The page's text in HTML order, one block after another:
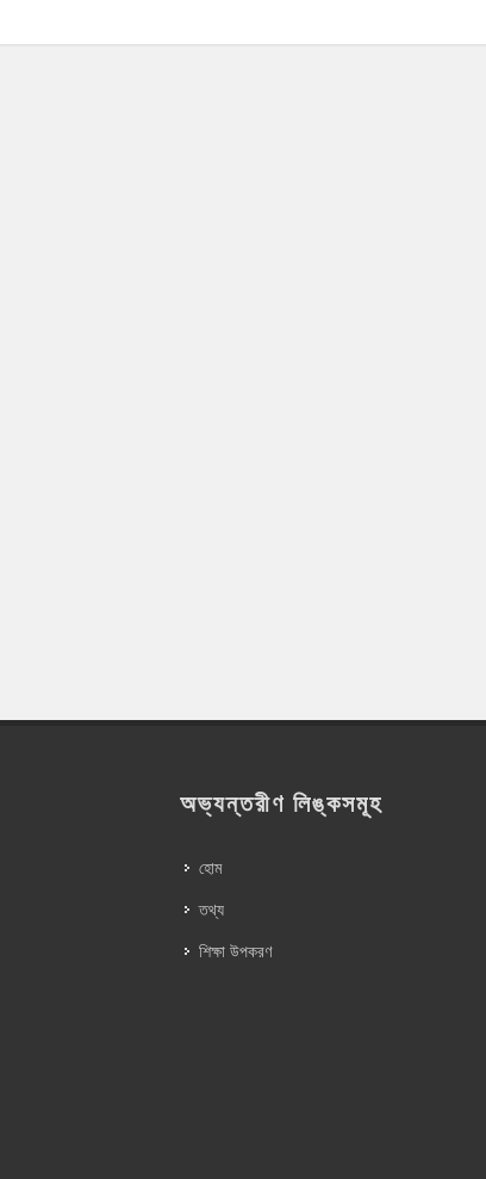
অভ্যন্তরীণ লিঙ্কসমূহ
হোম
তথ্য
শিক্ষা উপকরণ